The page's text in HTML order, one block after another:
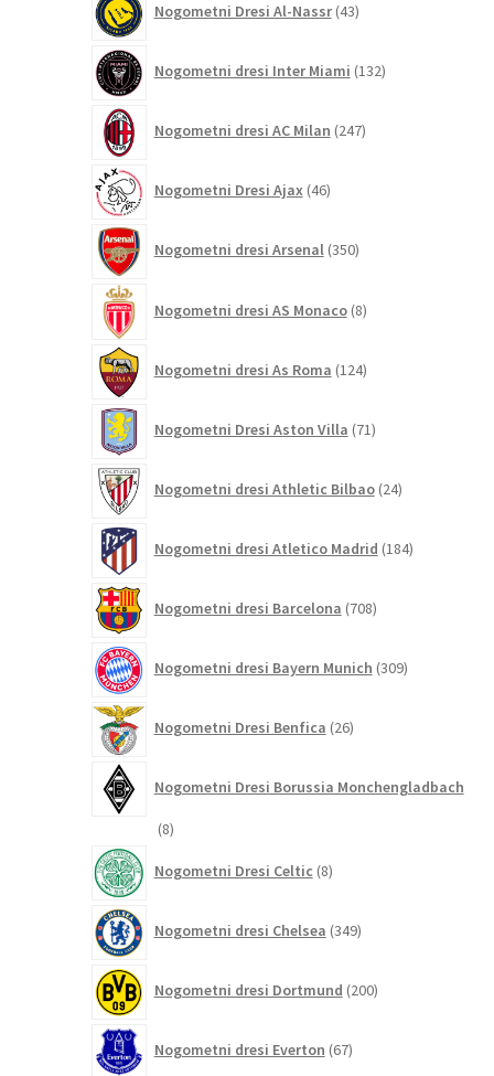
Nogometni Dresi Al-Nassr 43izdelkov
Nogometni dresi Inter Miami 132izdelkov
Nogometni dresi AC Milan 247izdelkov
Nogometni Dresi Ajax 46izdelkov
Nogometni dresi Arsenal 350izdelkov
Nogometni dresi AS Monaco 8izdelkov
Nogometni dresi As Roma 124izdelkov
Nogometni Dresi Aston Villa 71izdelkov
Nogometni dresi Athletic Bilbao 24izdelkov
Nogometni dresi Atletico Madrid 184izdelkov
Nogometni dresi Barcelona 708izdelkov
Nogometni dresi Bayern Munich 309izdelkov
Nogometni Dresi Benfica 26izdelkov
Nogometni Dresi Borussia Monchengladbach
88
Nogometni Dresi Celtic 8izdelkov
Nogometni dresi Chelsea 349izdelkov
Nogometni dresi Dortmund 200izdelkov
Nogometni dresi Everton 67izdelkov